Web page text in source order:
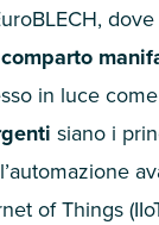
in luce come
siano i
of Things